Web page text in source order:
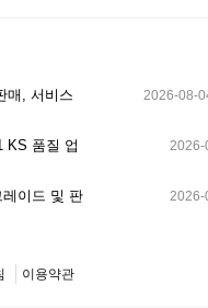
매, 서비스
2026-08-
KS 품질 업
2026-
이드 및 판
2026-
이용약관